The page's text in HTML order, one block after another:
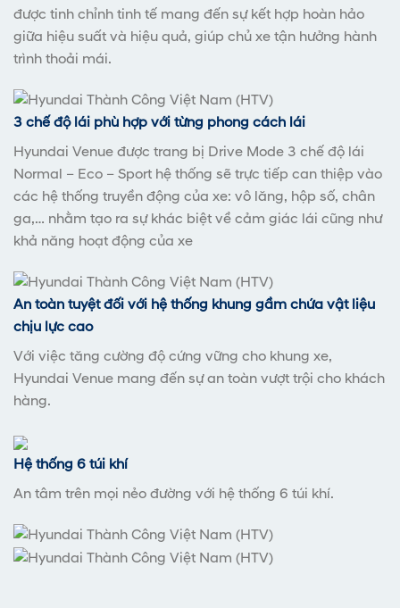
được tinh chỉnh tinh tế mang đến sự kết hợp hoàn hảo
giữa hiệu suất và hiệu quả, giúp chủ xe tận hưởng hành
trình thoải mái.
3 chế độ lái phù hợp với từng phong cách lái
Hyundai Venue được trang bị Drive Mode 3 chế độ lái
Normal – Eco – Sport hệ thống sẽ trực tiếp can thiệp vào
các hệ thống truyền động của xe: vô lăng, hộp số, chân
ga,… nhằm tạo ra sự khác biệt về cảm giác lái cũng như
khả năng hoạt động của xe
An toàn tuyệt đối với hệ thống khung gầm chứa vật liệu
chịu lực cao
Với việc tăng cường độ cứng vững cho khung xe,
Hyundai Venue mang đến sự an toàn vượt trội cho khách
hàng.
Hệ thống 6 túi khí
An tâm trên mọi nẻo đường với hệ thống 6 túi khí.